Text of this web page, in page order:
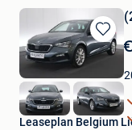
Bewaren
in
Favorieten
Leaseplan Belgium